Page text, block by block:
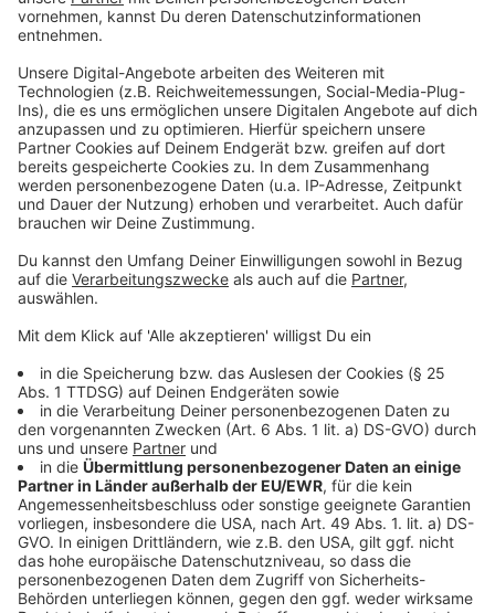
© Copyright: Sky Original Produktion
Vor seinem Ausflug auf die Balearen-Insel war Strache
ein gefeierter Politiker. Das sollte sich nach seinem
Aufenthalt auf Ibiza schlagartig ändern.
Anzeige
© Copyright: Sky Original Produktion
Detektiv Julian H. - sein Video sollte später
millionenfach geklickt werden.
Anzeige
Anzeige